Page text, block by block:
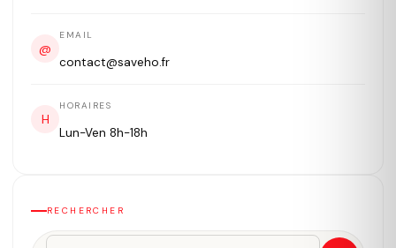
@
EMAIL
contact@saveho.fr
H
HORAIRES
Lun-Ven 8h-18h
RECHERCHER